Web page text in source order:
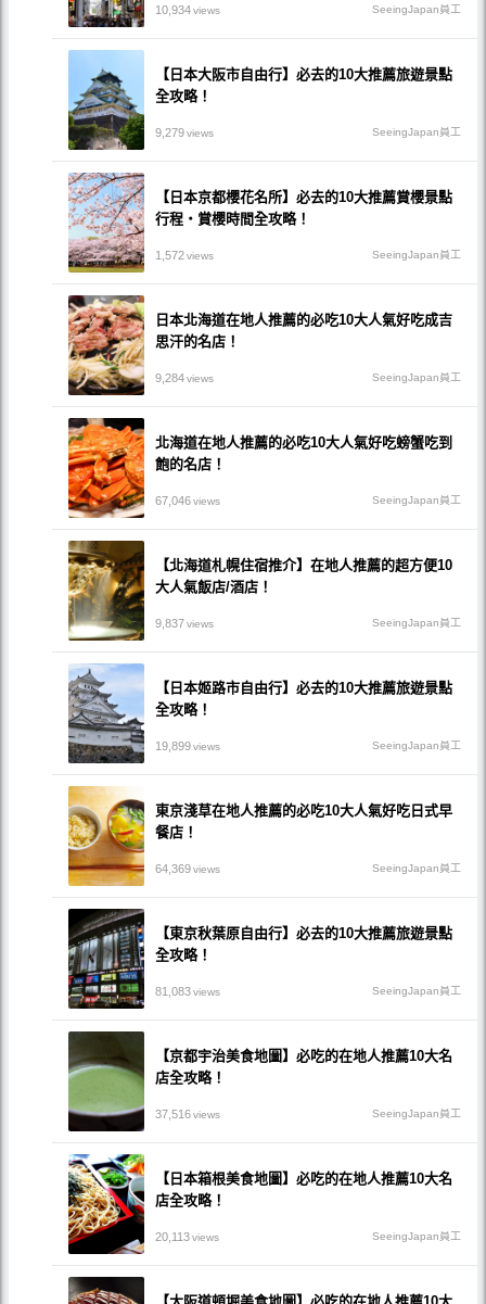
10,934views SeeingJapan員工
【日本大阪市自由行】必去的10大推薦旅遊景點
全攻略！
9,279views SeeingJapan員工
【日本京都櫻花名所】必去的10大推薦賞櫻景點
行程・賞櫻時間全攻略！
1,572views SeeingJapan員工
日本北海道在地人推薦的必吃10大人氣好吃成吉
思汗的名店！
9,284views SeeingJapan員工
北海道在地人推薦的必吃10大人氣好吃螃蟹吃到
飽的名店！
67,046views SeeingJapan員工
【北海道札幌住宿推介】在地人推薦的超方便10
大人氣飯店/酒店！
9,837views SeeingJapan員工
【日本姬路市自由行】必去的10大推薦旅遊景點
全攻略！
19,899views SeeingJapan員工
東京淺草在地人推薦的必吃10大人氣好吃日式早
餐店！
64,369views SeeingJapan員工
【東京秋葉原自由行】必去的10大推薦旅遊景點
全攻略！
81,083views SeeingJapan員工
【京都宇治美食地圖】必吃的在地人推薦10大名
店全攻略！
37,516views SeeingJapan員工
【日本箱根美食地圖】必吃的在地人推薦10大名
店全攻略！
20,113views SeeingJapan員工